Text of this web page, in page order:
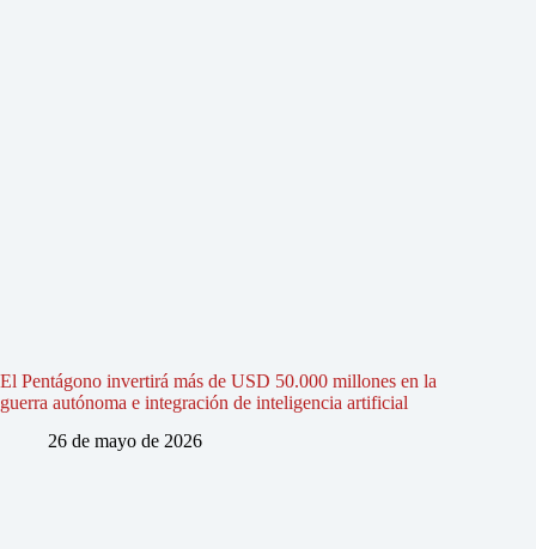
El Pentágono invertirá más de USD 50.000 millones en la
guerra autónoma e integración de inteligencia artificial
26 de mayo de 2026